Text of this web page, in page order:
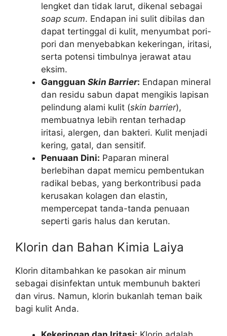
lengket dan tidak larut, dikenal sebagai
soap scum. Endapan ini sulit dibilas dan
dapat tertinggal di kulit, menyumbat pori-
pori dan menyebabkan kekeringan, iritasi,
serta potensi timbulnya jerawat atau
eksim.
Gangguan Skin Barrier: Endapan mineral
dan residu sabun dapat mengikis lapisan
pelindung alami kulit (skin barrier),
membuatnya lebih rentan terhadap
iritasi, alergen, dan bakteri. Kulit menjadi
kering, gatal, dan sensitif.
Penuaan Dini: Paparan mineral
berlebihan dapat memicu pembentukan
radikal bebas, yang berkontribusi pada
kerusakan kolagen dan elastin,
mempercepat tanda-tanda penuaan
seperti garis halus dan kerutan.
Klorin dan Bahan Kimia Laiya
Klorin ditambahkan ke pasokan air minum
sebagai disinfektan untuk membunuh bakteri
dan virus. Namun, klorin bukanlah teman baik
bagi kulit Anda.